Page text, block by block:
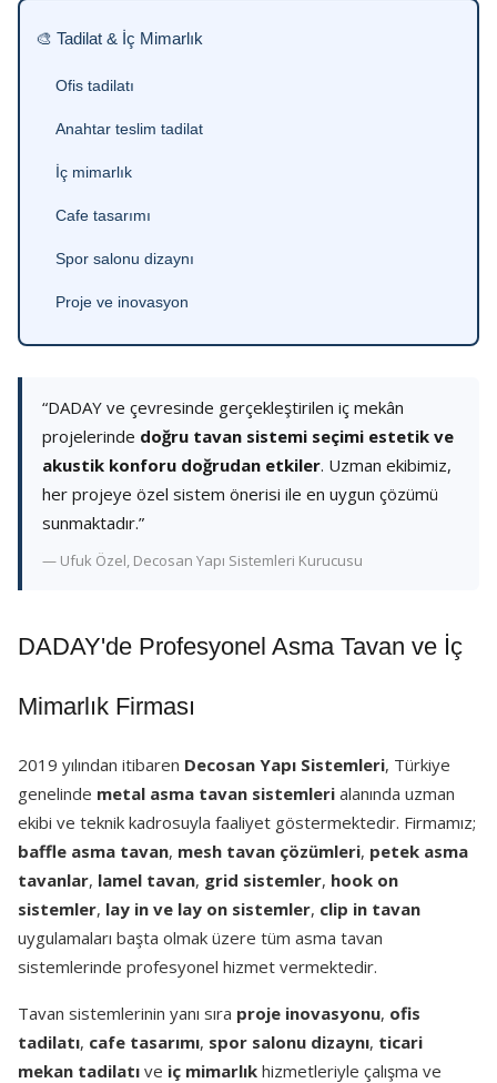
🎨 Tadilat & İç Mimarlık
Ofis tadilatı
Anahtar teslim tadilat
İç mimarlık
Cafe tasarımı
Spor salonu dizaynı
Proje ve inovasyon
“DADAY ve çevresinde gerçekleştirilen iç mekân
projelerinde doğru tavan sistemi seçimi estetik ve
akustik konforu doğrudan etkiler. Uzman ekibimiz,
her projeye özel sistem önerisi ile en uygun çözümü
sunmaktadır.”
— Ufuk Özel, Decosan Yapı Sistemleri Kurucusu
DADAY'de Profesyonel Asma Tavan ve İç
Mimarlık Firması
2019 yılından itibaren Decosan Yapı Sistemleri, Türkiye
genelinde metal asma tavan sistemleri alanında uzman
ekibi ve teknik kadrosuyla faaliyet göstermektedir. Firmamız;
baffle asma tavan, mesh tavan çözümleri, petek asma
tavanlar, lamel tavan, grid sistemler, hook on
sistemler, lay in ve lay on sistemler, clip in tavan
uygulamaları başta olmak üzere tüm asma tavan
sistemlerinde profesyonel hizmet vermektedir.
Tavan sistemlerinin yanı sıra proje inovasyonu, ofis
tadilatı, cafe tasarımı, spor salonu dizaynı, ticari
mekan tadilatı ve iç mimarlık hizmetleriyle çalışma ve